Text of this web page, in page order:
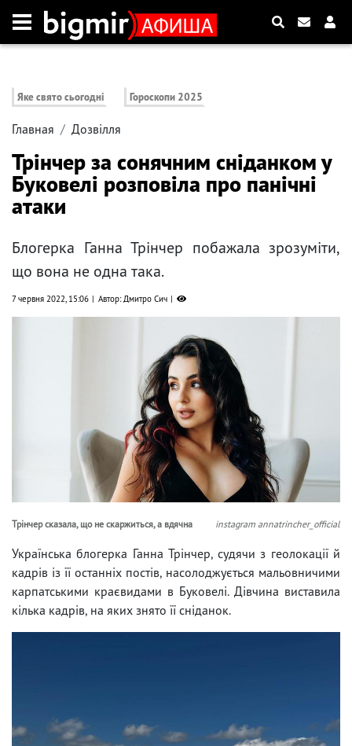
Яке свято сьогодні Гороскопи 2025
Главная Дозвілля
Трінчер за сонячним сніданком у
Буковелі розповіла про панічні
атаки
Блогерка Ганна Трінчер побажала зрозуміти,
що вона не одна така.
7 червня 2022, 15:06 Автор: Дмитро Сич
Трінчер сказала, що не скаржиться, а вдячна instagram annatrincher_official
Українська блогерка Ганна Трінчер, судячи з геолокації й
кадрів із її останніх постів, насолоджується мальовничими
карпатськими краєвидами в Буковелі. Дівчина виставила
кілька кадрів, на яких знято її сніданок.